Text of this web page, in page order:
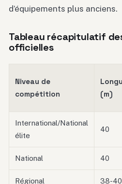
d’équipements plus anciens.
Tableau récapitulatif
officielles
Niveau de
compétition
(m)
International/National
élite
40
National 40
Régional 38-40